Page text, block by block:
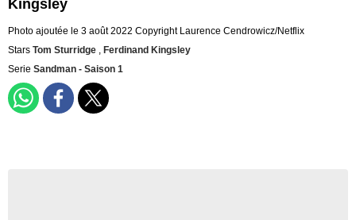
Kingsley
Photo ajoutée le 3 août 2022 Copyright Laurence Cendrowicz/Netflix
Stars Tom Sturridge , Ferdinand Kingsley
Serie Sandman - Saison 1